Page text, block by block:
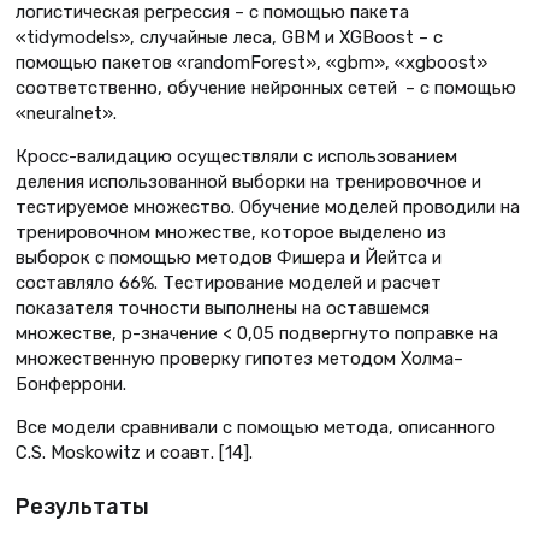
логистическая регрессия – с помощью пакета
«tidymodels», случайные леса, GBM и XGBoost – с
помощью пакетов «randomForest», «gbm», «xgboost»
соответственно, обучение нейронных сетей – с помощью
«neuralnet».
Кросс-валидацию осуществляли с использованием
деления использованной выборки на тренировочное и
тестируемое множество. Обучение моделей проводили на
тренировочном множестве, которое выделено из
выборок с помощью методов Фишера и Йейтса и
составляло 66%. Тестирование моделей и расчет
показателя точности выполнены на оставшемся
множестве, p-значение < 0,05 подвергнуто поправке на
множественную проверку гипотез методом Холма–
Бонферрони.
Все модели сравнивали с помощью метода, описанного
C.S. Moskowitz и соавт. [14].
Результаты